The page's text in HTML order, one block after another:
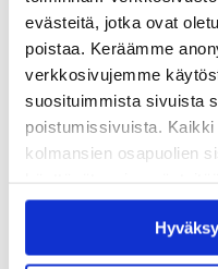
evästeitä, jotka ovat
poistaa. Keräämme
verkkosivujemme
suosituimmista sivuista
poistumissivuista.
kolmansien osapuolien
saattaa estää näiden
Hyväksymällä kaikki
sisältö on
Lauri Tuomi